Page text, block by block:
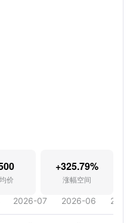
价
+325.79%
涨幅空间
2026-07 2026-06